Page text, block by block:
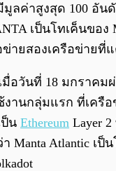
ลค่าสูงสุด 100 อันดั
เป็นโทเค็นของ
ข่ายสองเครือข่ายที่
มื่อวันที่ 18 มกราคม
งานกลุ่มแรก ที่เครื
ป็น Ethereum Layer
Manta Atlantic เป็